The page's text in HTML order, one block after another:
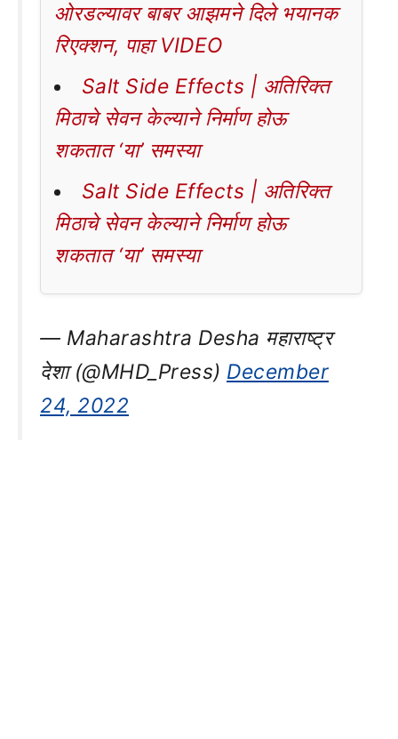
ओरडल्यावर बाबर आझमने दिले भयानक
रिएक्शन, पाहा VIDEO
Salt Side Effects | अतिरिक्त
मिठाचे सेवन केल्याने निर्माण होऊ
शकतात ‘या’ समस्या
Salt Side Effects | अतिरिक्त
मिठाचे सेवन केल्याने निर्माण होऊ
शकतात ‘या’ समस्या
— Maharashtra Desha महाराष्ट्र
देशा (@MHD_Press) December
24, 2022